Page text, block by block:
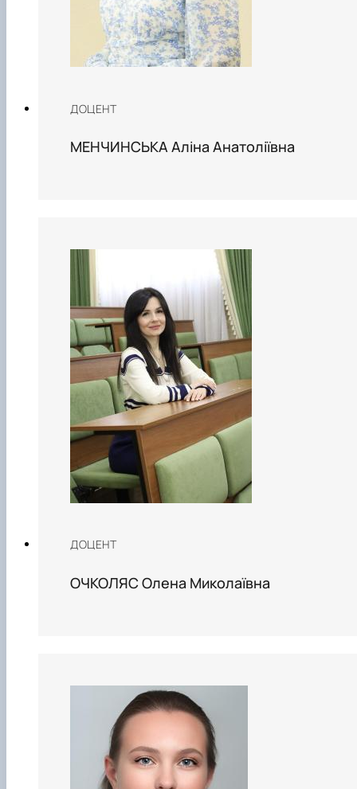
ДОЦЕНТ
МЕНЧИНСЬКА Аліна Анатоліївна
ДОЦЕНТ
ОЧКОЛЯС Олена Миколаївна